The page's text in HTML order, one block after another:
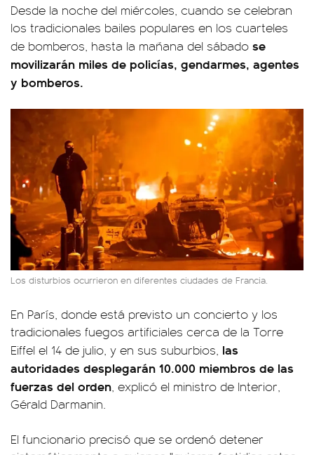
Desde la noche del miércoles, cuando se celebran
los tradicionales bailes populares en los cuarteles
de bomberos, hasta la mañana del sábado se
movilizarán miles de policías, gendarmes, agentes
y bomberos.
Los disturbios ocurrieron en diferentes ciudades de Francia.
En París, donde está previsto un concierto y los
tradicionales fuegos artificiales cerca de la Torre
Eiffel el 14 de julio, y en sus suburbios, las
autoridades desplegarán 10.000 miembros de las
fuerzas del orden, explicó el ministro de Interior,
Gérald Darmanin.
El funcionario precisó que se ordenó detener